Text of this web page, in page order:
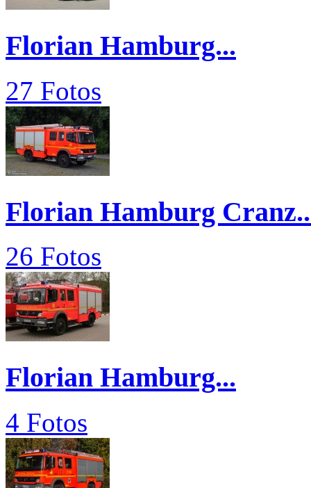
Florian Hamburg...
27 Fotos
Florian Hamburg
26 Fotos
Florian Hamburg...
4 Fotos